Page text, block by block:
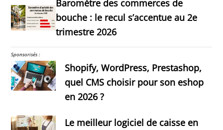
Baromètre des commerces de
bouche : le recul s’accentue au 2e
trimestre 2026
Sponsorisés :
Shopify, WordPress, Prestashop,
quel CMS choisir pour son eshop
en 2026 ?
Le meilleur logiciel de caisse en